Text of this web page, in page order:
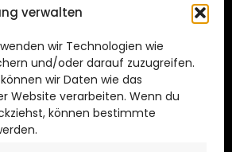
verwalten
wir Technologien wie
und/oder darauf zuzugreifen.
wir Daten wie das
Website verarbeiten. Wenn du
können bestimmte
BEI FACEBOOK